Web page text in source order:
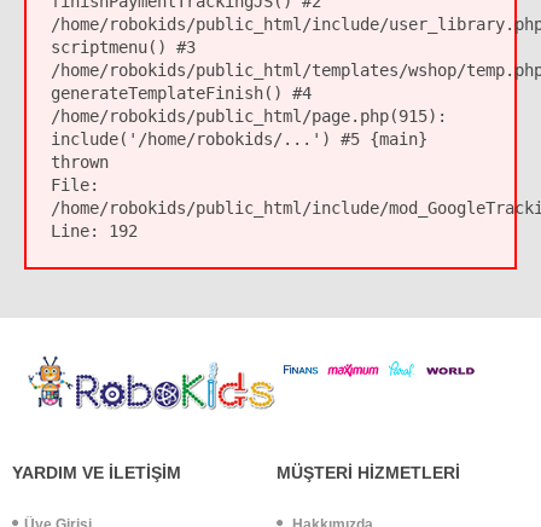
/home/robokids/public_html/include/
scriptmenu() #3
/home/robokids/public_html/templates/wshop/
generateTemplateFinish() #4
/home/robokids/public_html/page.php(915):
include('/home/robokids/...') #5 {main}
thrown
File:
/home/robokids/public_html/include/
Line:
192
YARDIM VE İLETİŞİM MÜŞTERİ HİZMETLERİ